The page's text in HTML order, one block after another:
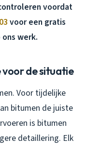
voordat
voor een gratis
werk.
de situatie
Voor tijdelijke
bitumen de juiste
is bitumen
detaillering. Elk